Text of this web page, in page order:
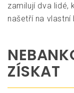
zamilují dva lidé,
našetří na vlastní
ZÍSKAT